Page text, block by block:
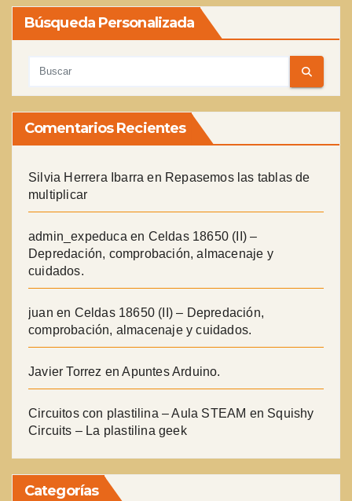
Búsqueda Personalizada
Comentarios Recientes
Silvia Herrera Ibarra en Repasemos las tablas de
multiplicar
admin_expeduca en Celdas 18650 (II) –
Depredación, comprobación, almacenaje y
cuidados.
juan en Celdas 18650 (II) – Depredación,
comprobación, almacenaje y cuidados.
Javier Torrez enApuntes Arduino.
Circuitos con plastilina – Aula STEAM en Squishy
Circuits – La plastilina geek
Categorías